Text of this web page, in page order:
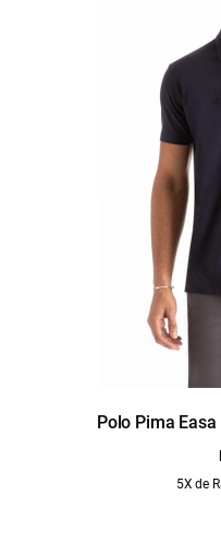
Polo Pima
5X de